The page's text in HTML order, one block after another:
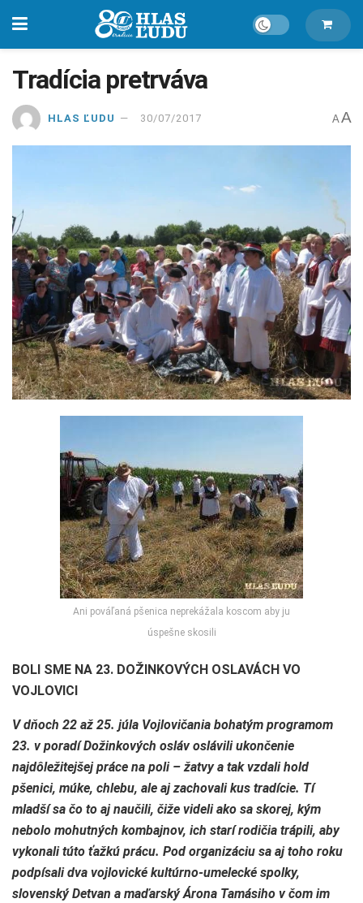
Tradícia pretrváva
HLAS ĽUDU 30/07/2017 A A
Ani pováľaná pšenica neprekážala koscom aby ju
úspešne skosili
BOLI SME NA 23. DOŽINKOVÝCH OSLAVÁCH VO
VOJLOVICI
V dňoch 22 až 25. júla Vojlovičania bohatým programom
23. v poradí Dožinkových osláv oslávili ukončenie
najdôležitejšej práce na poli – žatvy a tak vzdali hold
pšenici, múke, chlebu, ale aj zachovali kus tradície. Tí
mladší sa čo to aj naučili, čiže videli ako sa skorej, kým
nebolo mohutných kombajnov, ich starí rodičia trápili, aby
vykonali túto ťažkú prácu. Pod organizáciu sa aj toho roku
podpísali dva vojlovické kultúrno-umelecké spolky,
slovenský Detvan a maďarský Árona Tamásiho v čom im